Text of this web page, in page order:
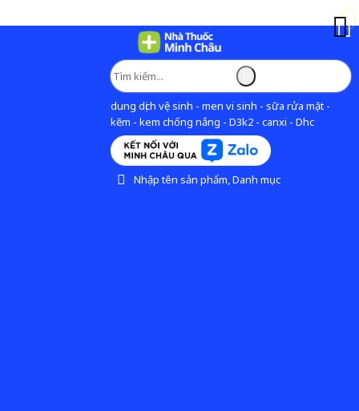
dung dịch vệ sinh - men vi sinh - sữa rửa mặt -
kẽm - kem chống nắng - D3k2 - canxi - Dhc
Nhập tên sản phẩm, Danh mục